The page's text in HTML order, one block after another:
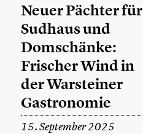
Neuer Pächter für
Sudhaus und
Domschänke:
Frischer Wind in
der Warsteiner
Gastronomie
15. September 2025